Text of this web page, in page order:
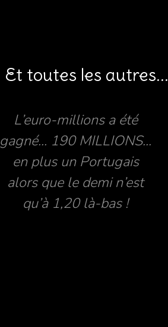
Et toutes les autres...
L’euro-millions a été
gagné... 190 MILLIONS...
en plus un Portugais
alors que le demi n’est
qu’à 1,20 là-bas !